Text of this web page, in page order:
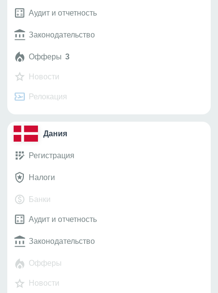
Аудит и отчетность
Законодательство
Офферы 3
Новости
Релокация
Дания
Регистрация
Налоги
Банки
Аудит и отчетность
Законодательство
Офферы
Новости